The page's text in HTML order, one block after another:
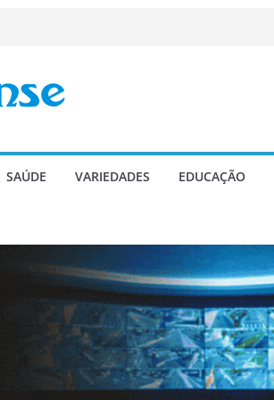
SAÚDE VARIEDADES EDUCAÇÃO